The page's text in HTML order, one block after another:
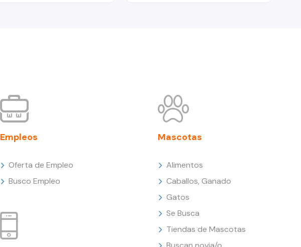
Empleos
Oferta de Empleo
Busco Empleo
Mascotas
Alimentos
Caballos, Ganado
Gatos
Se Busca
Tiendas de Mascotas